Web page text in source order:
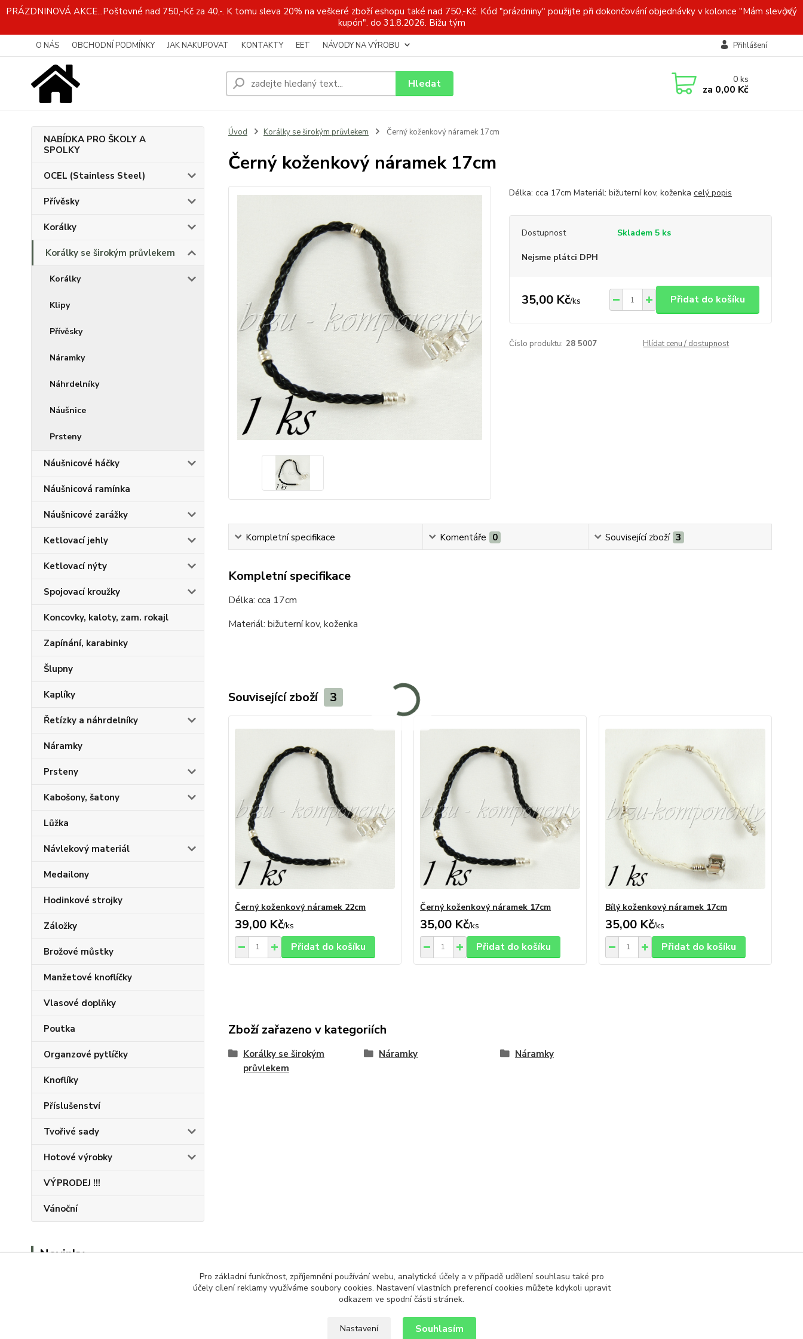
PRÁZDNINOVÁ AKCE...Poštovné nad 750,-Kč za 40,-. K tomu sleva 20% na veškeré zboží eshopu také nad 750,-Kč. Kód "prázdniny" použijte při dokončování objednávky v kolonce "Mám slevový
kupón". do 31.8.2026. Bižu tým
O NÁS OBCHODNÍ PODMÍNKY JAK NAKUPOVAT KONTAKTY EET NÁVODY NA VÝROBU Přihlášení
Hledat 0ks
za 0,00 Kč
NABÍDKA PRO ŠKOLY A
SPOLKY
OCEL (Stainless Steel)
Přívěsky
Korálky
Korálky se širokým průvlekem
Korálky
Klipy
Přívěsky
Náramky
Náhrdelníky
Náušnice
Prsteny
Náušnicové háčky
Náušnicová ramínka
Náušnicové zarážky
Ketlovací jehly
Ketlovací nýty
Spojovací kroužky
Koncovky, kaloty, zam. rokajl
Zapínání, karabinky
Šlupny
Kaplíky
Řetízky a náhrdelníky
Náramky
Prsteny
Kabošony, šatony
Lůžka
Návlekový materiál
Medailony
Hodinkové strojky
Záložky
Brožové můstky
Manžetové knoflíčky
Vlasové doplňky
Poutka
Organzové pytlíčky
Knoflíky
Příslušenství
Tvořivé sady
Hotové výrobky
VÝPRODEJ !!!
Vánoční
Novinky
Úvod Korálky se širokým průvlekem Černý koženkový náramek 17cm
Černý koženkový náramek 17cm
Délka: cca 17cm Materiál: bižuterní kov, koženka celý popis
Dostupnost Skladem 5 ks
Nejsme plátci DPH
35,00 Kč/ks Přidat do košíku
Číslo produktu: 28 5007 Hlídat cenu / dostupnost
Kompletní specifikace Komentáře 0 Související zboží 3
Kompletní specifikace
Délka: cca 17cm
Materiál: bižuterní kov, koženka
Související zboží 3
Černý koženkový náramek 22cm
39,00 Kč/ks
Přidat do košíku
Černý koženkový náramek 17cm
35,00 Kč/ks
Přidat do košíku
Bílý koženkový náramek 17cm
35,00 Kč/ks
Přidat do košíku
Zboží zařazeno v kategoriích
Korálky se širokým
průvlekem
Náramky Náramky
Pro základní funkčnost, zpříjemnění používání webu, analytické účely a v případě udělení souhlasu také pro
účely cílení reklamy využíváme soubory cookies. Nastavení vlastních preferencí cookies můžete kdykoli upravit
odkazem ve spodní části stránek.
Nastavení Souhlasím